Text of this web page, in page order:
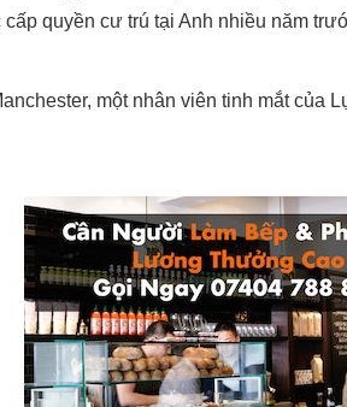
quyền cư trú tại Anh nhiều năm
một nhân viên tinh mắt của